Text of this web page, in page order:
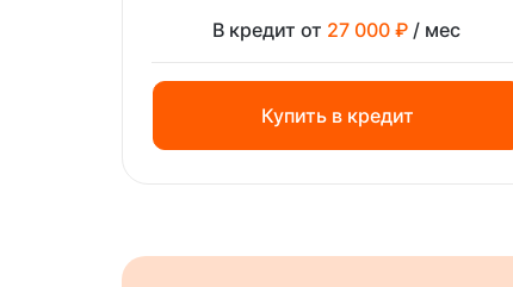
В кредит от 27 000 ₽ / мес
Купить в кредит